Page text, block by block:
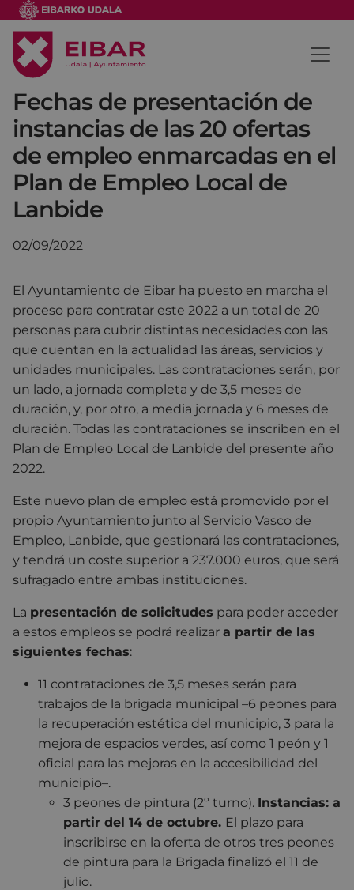
Fechas de presentación de
instancias de las 20 ofertas
de empleo enmarcadas en el
Plan de Empleo Local de
Lanbide
02/09/2022
El Ayuntamiento de Eibar ha puesto en marcha el
proceso para contratar este 2022 a un total de 20
personas para cubrir distintas necesidades con las
que cuentan en la actualidad las áreas, servicios y
unidades municipales. Las contrataciones serán, por
un lado, a jornada completa y de 3,5 meses de
duración, y, por otro, a media jornada y 6 meses de
duración. Todas las contrataciones se inscriben en el
Plan de Empleo Local de Lanbide del presente año
2022.
Este nuevo plan de empleo está promovido por el
propio Ayuntamiento junto al Servicio Vasco de
Empleo, Lanbide, que gestionará las contrataciones,
y tendrá un coste superior a 237.000 euros, que será
sufragado entre ambas instituciones.
La presentación de solicitudes para poder acceder
a estos empleos se podrá realizar a partir de las
siguientes fechas:
11 contrataciones de 3,5 meses serán para
trabajos de la brigada municipal –6 peones para
la recuperación estética del municipio, 3 para la
mejora de espacios verdes, así como 1 peón y 1
oficial para las mejoras en la accesibilidad del
municipio–.
3 peones de pintura (2º turno). Instancias: a
partir del 14 de octubre. El plazo para
inscribirse en la oferta de otros tres peones
de pintura para la Brigada finalizó el 11 de
julio.